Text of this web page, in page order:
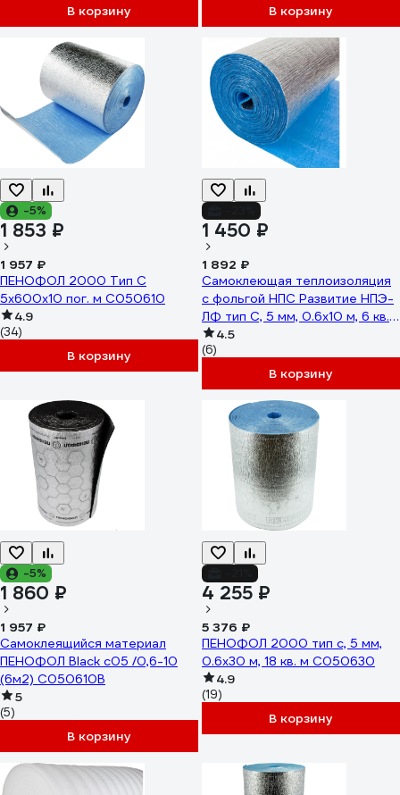
В корзину В корзину
-5%
1 853 ₽
1 957 ₽
ПЕНОФОЛ 2000 Тип С
5x600x10 пог. м С050610
4.9
(34)
В корзину
1 450 ₽
1 892 ₽
Самоклеющая теплоизоляция
с фольгой НПС Развитие НПЭ-
ЛФ тип С, 5 мм, 0.6x10 м, 6 кв.
м 4620018381807
4.5
(6)
В корзину
-5%
1 860 ₽
1 957 ₽
Самоклеящийся материал
ПЕНОФОЛ Black с05 /0,6-10
(6м2) С050610В
5
(5)
В корзину
4 255 ₽
5 376 ₽
ПЕНОФОЛ 2000 тип с, 5 мм,
0.6х30 м, 18 кв. м С050630
4.9
(19)
В корзину